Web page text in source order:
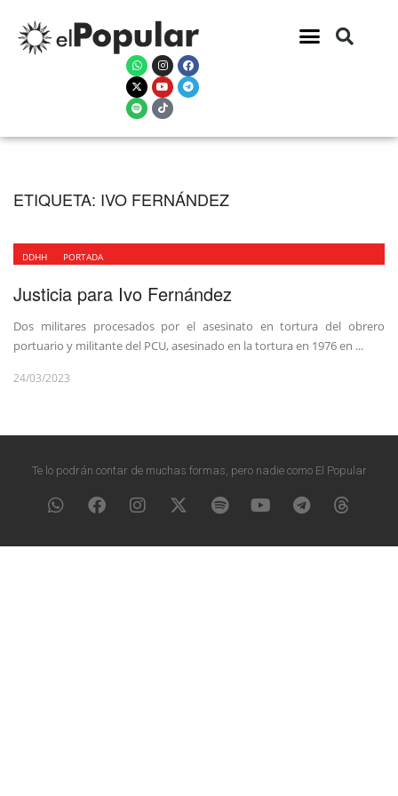
ETIQUETA: IVO FERNÁNDEZ
DDHH PORTADA
Justicia para Ivo Fernández
Dos militares procesados por el asesinato en tortura del obrero
portuario y militante del PCU, asesinado en la tortura en 1976 en ...
24/03/2023
Te lo podrán contar de muchas formas, pero nadie como El Popular